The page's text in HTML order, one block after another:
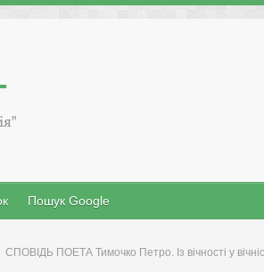
Пошук Google
СПОВІДЬ ПОЕТА Тимочко Петро. Із вічності у